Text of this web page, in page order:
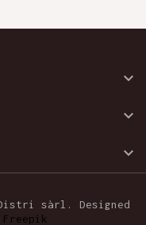



Distri sàrl. Designed